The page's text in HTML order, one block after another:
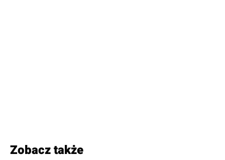
Zobacz także